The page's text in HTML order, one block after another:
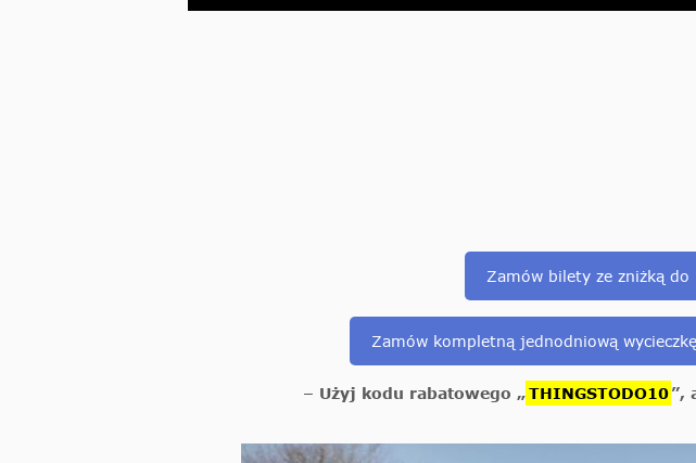
Zamów bilety ze zniżką
Zamów kompletną jednodniową
– Użyj kodu rabatowego „THINGSTODO10 ”,